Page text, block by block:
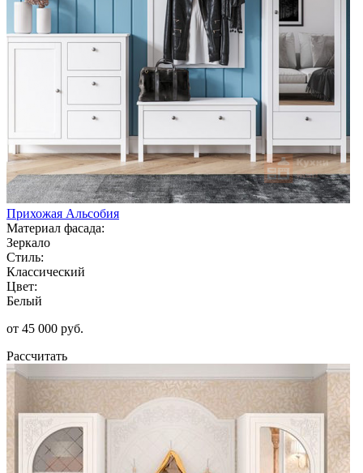
Прихожая Альсобия
Материал фасада:
Зеркало
Стиль:
Классический
Цвет:
Белый
от 45 000 руб.
Рассчитать